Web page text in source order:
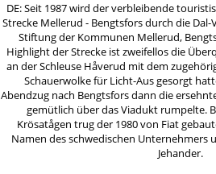
DE: Seit 1987 wird der verbleibende
Strecke Mellerud - Bengtsfors durch die Dal-
Stiftung der Kommunen Mellerud,
Highlight der Strecke ist zweifellos die
an der Schleuse Håverud mit dem
Schauerwolke für Licht-Aus gesorgt
Abendzug nach Bengtsfors dann die
gemütlich über das Viadukt rumpelte.
Krösatågen trug der 1980 von Fiat
Namen des schwedischen Unternehmers
Jehander.